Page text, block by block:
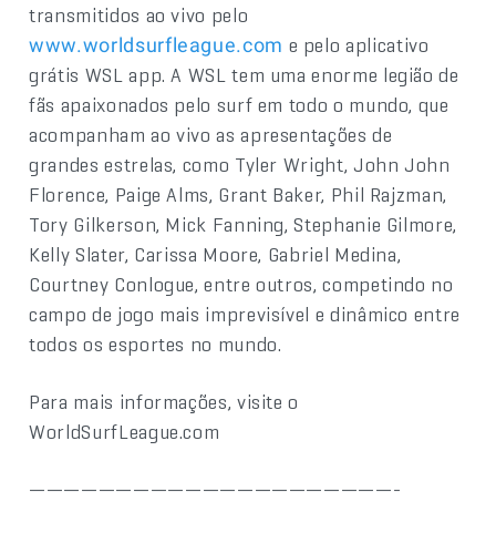
transmitidos ao vivo pelo
www.worldsurfleague.com e pelo aplicativo
grátis WSL app. A WSL tem uma enorme legião de
fãs apaixonados pelo surf em todo o mundo, que
acompanham ao vivo as apresentações de
grandes estrelas, como Tyler Wright, John John
Florence, Paige Alms, Grant Baker, Phil Rajzman,
Tory Gilkerson, Mick Fanning, Stephanie Gilmore,
Kelly Slater, Carissa Moore, Gabriel Medina,
Courtney Conlogue, entre outros, competindo no
campo de jogo mais imprevisível e dinâmico entre
todos os esportes no mundo.
Para mais informações, visite o
WorldSurfLeague.com
—————————————————————-